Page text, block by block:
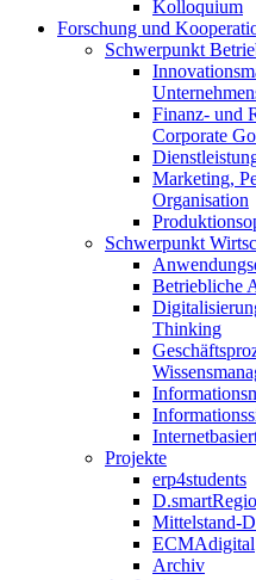
Kolloquium
Forschung und
Schwerpunkt
Finanz- und
Corporate
Marketing,
Organisation
Schwerpunkt
Betriebliche
Thinking
Projekte
erp4students
Mittelstand-
ECMAdigital
Archiv